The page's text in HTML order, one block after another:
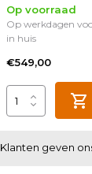
Op voorraad
Op werkdagen
in huis
€549,00
Klanten geven